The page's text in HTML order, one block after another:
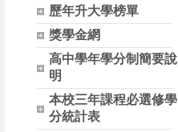
歷年升大學榜單
獎學金網
高中學年學分制簡要說
明
本校三年課程必選修學
分統計表